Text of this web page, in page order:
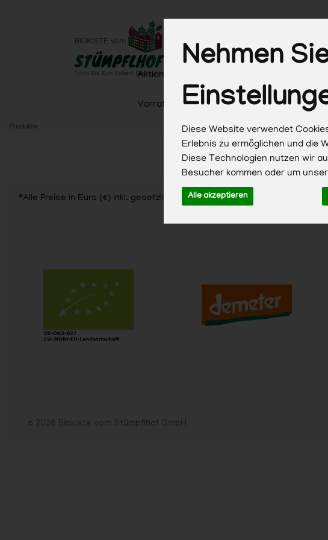
Nehmen
Diese Website verwendet
Erlebnis zu ermöglichen und die
Diese Technologien nutzen wir
Besucher kommen oder um
Alle akzeptieren
Aktionen
Vorrat & Küche Getränke Haushalt &
Produkte
*Alle Preise in Euro (€) inkl. gesetzlicher Mehrwertsteuer, zuzüglich
© 2026 Biokiste vom Stümpflhof GmbH